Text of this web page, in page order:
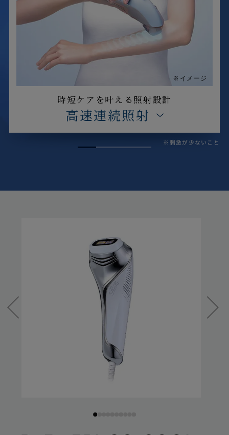
※イメージ
時短ケアを叶える照射設計
高速連続照射
※刺激が少ないこと
限ります。また製品の機能および使用の際に、
影響のない、外観上のキズ、汚れ、液晶の画面
焼けやピクセル抜け、輝度低下等は保証の対象
外となります。
当社の判断により、無償修理に代えて、代替品
を提供する場合があります。
延長保証書によ
詳しくは「きちんと保証サービス規定
認ください。
製品の取扱説明書に記載されている使用上の注意等に
従い正常に使用したにもかかわらず本製品が正常に機
能しなくなった場合
物損故障
ご加入いただいたお客様または第三者の故意または重
過失によらない破損、落下、水濡れ等の偶然の事故に
より本製品が正常に機能しなくなった場合
但し次に掲げる場合は、保証の対象外とします。
(2) 地震、津波、噴火に起因する場合
きちんと保証サービス規定